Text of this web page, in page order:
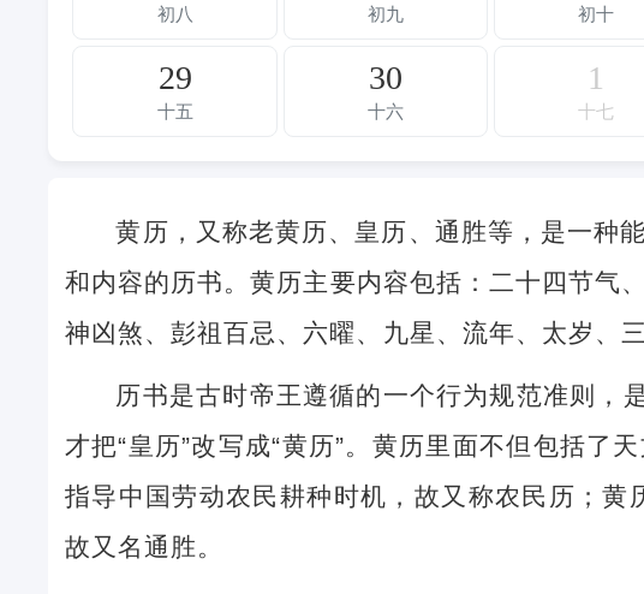
初八 初九 初十
29
十五
30
十六
1
十七
黄历，又称老黄历、皇历、通胜等，是一种
和内容的历书。黄历主要内容包括：二十四节气
神凶煞、彭祖百忌、六曜、九星、流年、太岁、
历书是古时帝王遵循的一个行为规范准则，
才把“皇历”改写成“黄历”。黄历里面不但包括了
指导中国劳动农民耕种时机，故又称农民历；黄
故又名通胜。